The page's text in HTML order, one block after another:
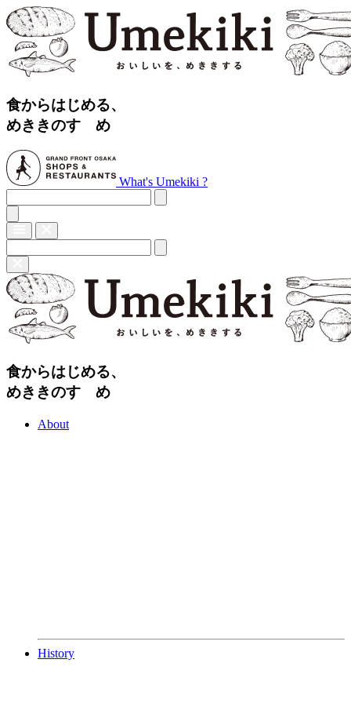
食からはじめる、
めききのすゝめ
What's Umekiki ?
食からはじめる、
めききのすゝめ
About
History